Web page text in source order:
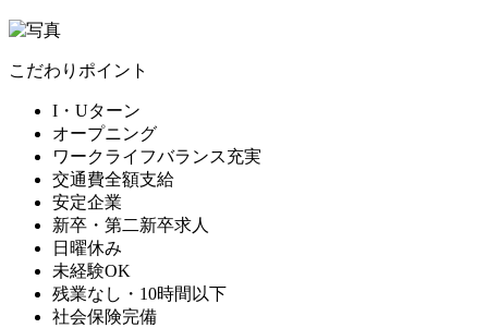
こだわりポイント
I・Uターン
オープニング
ワークライフバランス充実
交通費全額支給
安定企業
新卒・第二新卒求人
日曜休み
未経験OK
残業なし・10時間以下
社会保険完備